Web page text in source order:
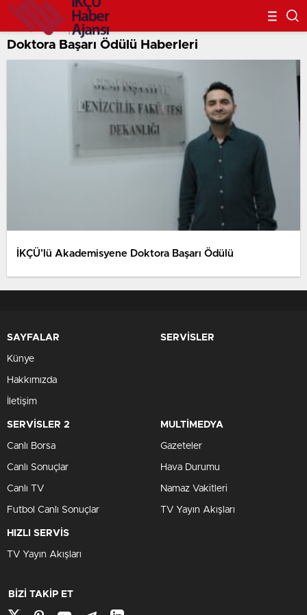
Doktora Başarı Ödülü Haberleri
İKÇÜ’lü Akademisyene Doktora Başarı Ödülü
SAYFALAR
Künye
Hakkımızda
İletişim
SERVİSLER
SERVİSLER 2
Canlı Borsa
Canlı Sonuçlar
Canlı TV
Futbol Canlı Sonuçlar
MULTİMEDYA
Gazeteler
Hava Durumu
Namaz Vakitleri
TV Yayın Akışları
HIZLI SERVİS
TV Yayın Akışları
BİZİ TAKİP ET